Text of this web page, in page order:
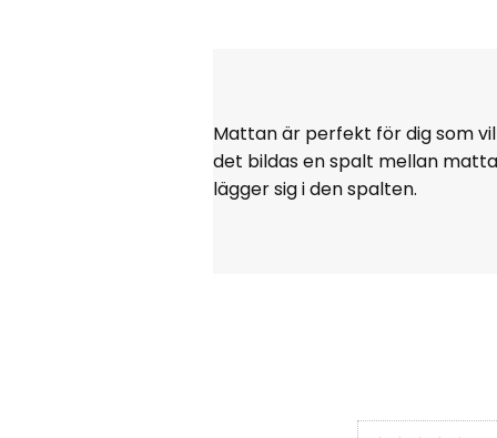
Mattan är perfekt för dig som
det bildas en spalt mellan
lägger sig i den spalten.